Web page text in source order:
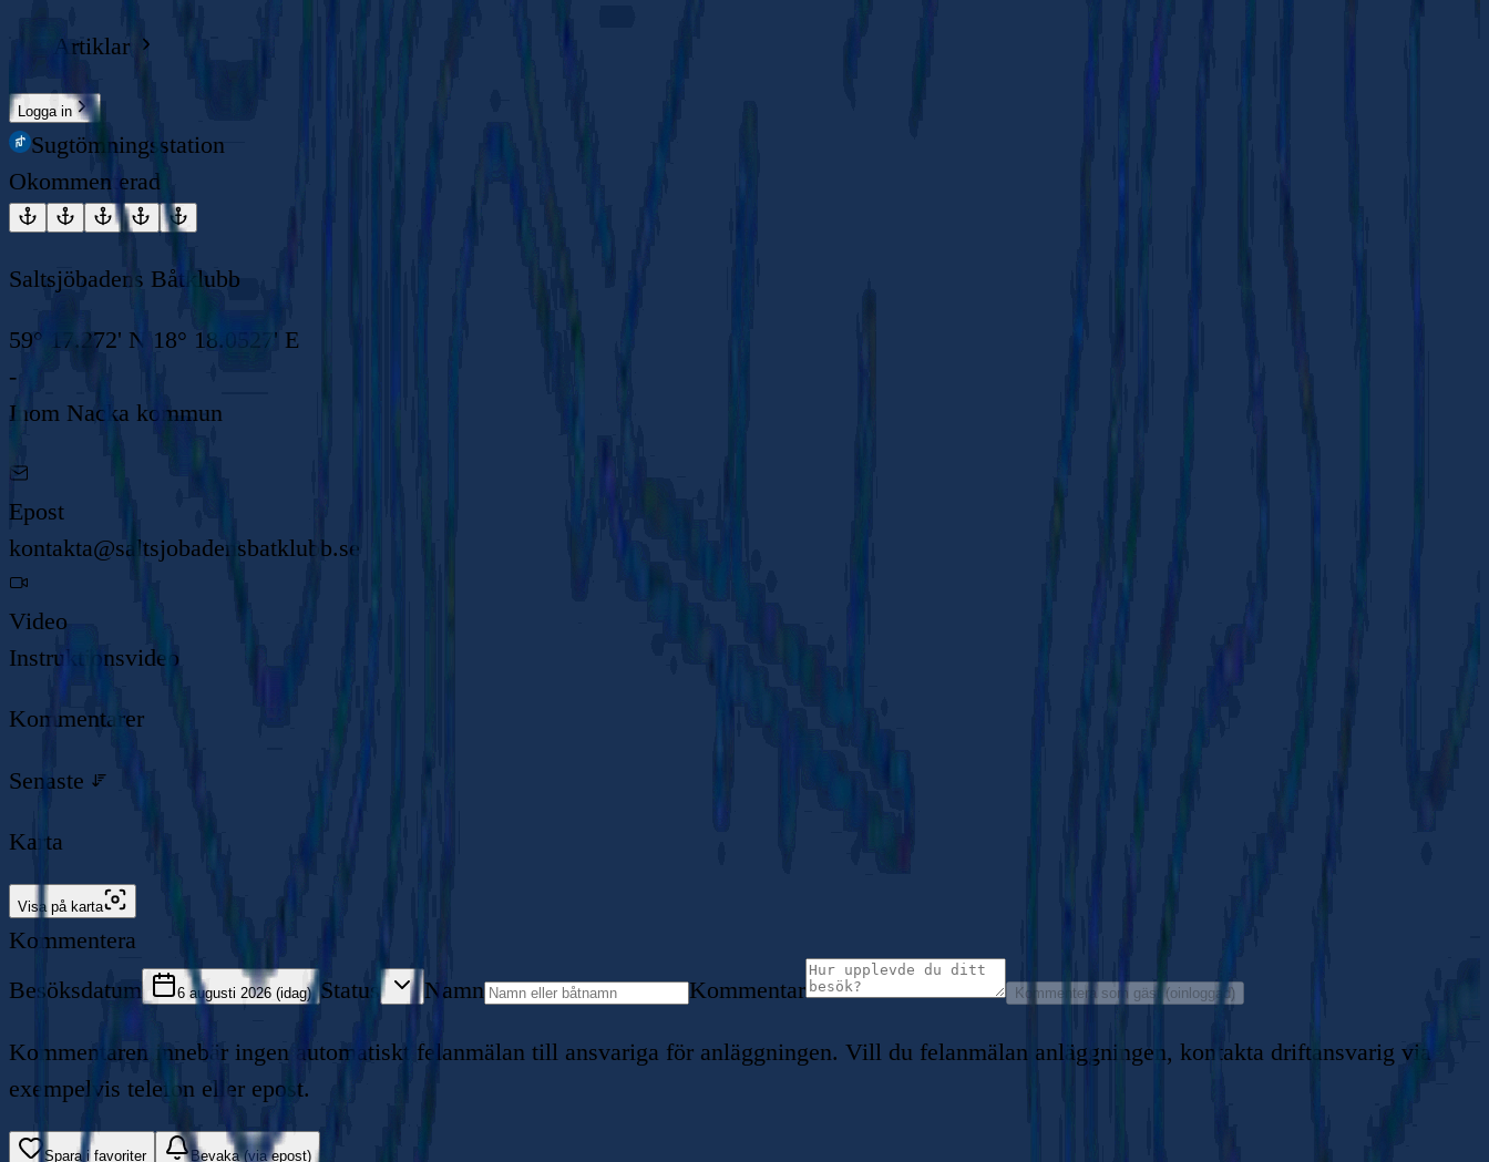
Artiklar
Logga in
Sugtömningsstation
Okommenterad
Saltsjöbadens Båtklubb
59° 17.272' N 18° 18.0527' E
-
Inom Nacka kommun
Epost
kontakta@saltsjobadensbatklubb.se
Video
Instruktionsvideo
Kommentarer
Senaste
Karta
Visa på karta
Kommentera
Besöksdatum
6 augusti 2026 (idag) Status Namn Kommentar Kommentera som gäst (oinloggad)
Kommentaren innebär ingen automatiskt felanmälan till ansvariga för anläggningen. Vill du felanmälan anläggningen, kontakta driftansvarig via
exempelvis telefon eller epost.
Spara i favoriter Bevaka (via epost)